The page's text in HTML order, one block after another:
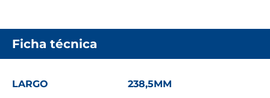
Ficha técnica
LARGO 238,5MM